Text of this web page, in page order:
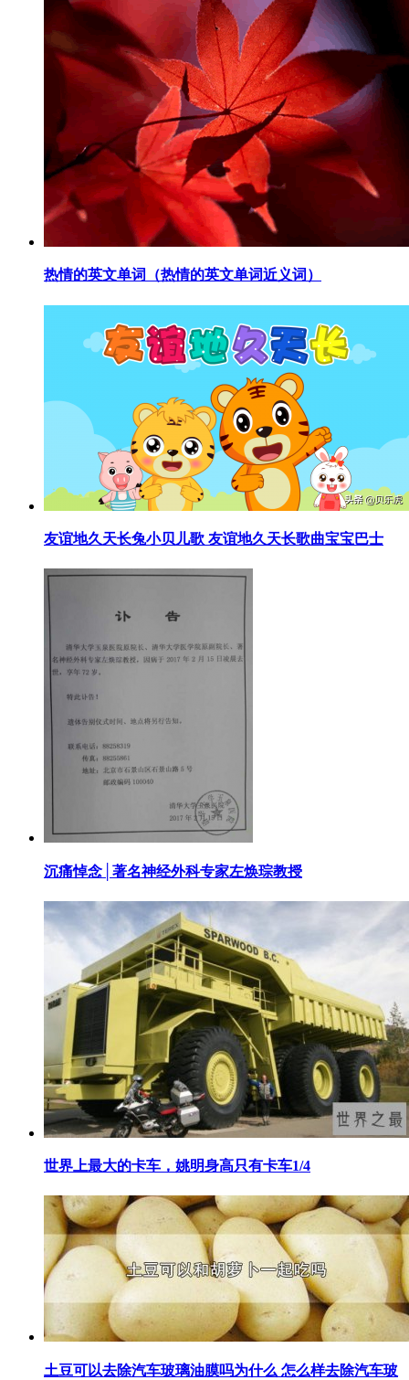
​热情的英文单词（热情的英文单词近义词）
​友谊地久天长兔小贝儿歌 友谊地久天长歌曲宝宝巴士
​沉痛悼念│著名神经外科专家左焕琮教授
​世界上最大的卡车，姚明身高只有卡车1/4
​土豆可以去除汽车玻璃油膜吗为什么 怎么样去除汽车玻